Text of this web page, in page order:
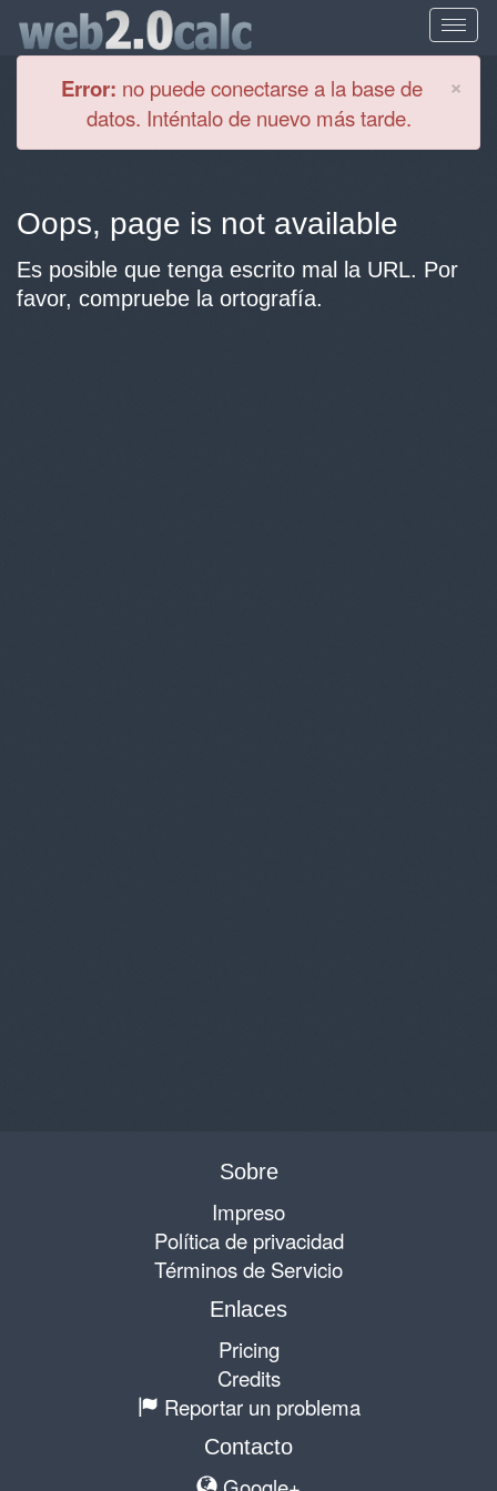
×
Error: no puede conectarse a la base de
datos. Inténtalo de nuevo más tarde.
Oops, page is not available
Es posible que tenga escrito mal la URL. Por
favor, compruebe la ortografía.
Sobre
Impreso
Política de privacidad
Términos de Servicio
Enlaces
Pricing
Credits
Reportar un problema
Contacto